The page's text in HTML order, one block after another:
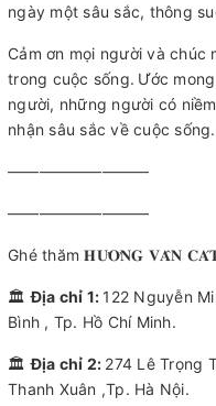
ngày một sâu sắc, thông
Cảm ơn mọi người và chúc
trong cuộc sống. Ước
người, những người có
nhận sâu sắc về cuộc sống.
—————————
—————————
Ghé thăm 𝐇𝐔̛𝐎̛𝐍𝐆 𝐕𝐀̂𝐍
🏛Địa chỉ 1: 122 Nguyễn
Bình , Tp. Hồ Chí Minh.
🏛Địa chỉ 2: 274 Lê Trọng
Thanh Xuân ,Tp. Hà Nội.